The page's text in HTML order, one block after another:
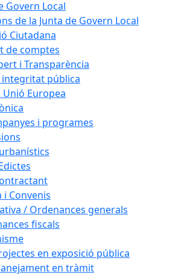
Govern Local
de la Junta de Govern Local
Ciutadana
de comptes
i Transparència
integritat pública
Unió Europea
i programes
Convenis
/ Ordenances generals
fiscals
en exposició pública
en tràmit